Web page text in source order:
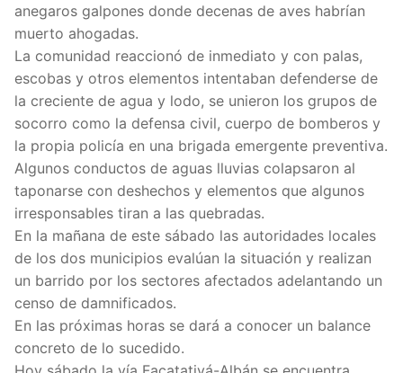
anegaros galpones donde decenas de aves habrían
muerto ahogadas.
La comunidad reaccionó de inmediato y con palas,
escobas y otros elementos intentaban defenderse de
la creciente de agua y lodo, se unieron los grupos de
socorro como la defensa civil, cuerpo de bomberos y
la propia policía en una brigada emergente preventiva.
Algunos conductos de aguas lluvias colapsaron al
taponarse con deshechos y elementos que algunos
irresponsables tiran a las quebradas.
En la mañana de este sábado las autoridades locales
de los dos municipios evalúan la situación y realizan
un barrido por los sectores afectados adelantando un
censo de damnificados.
En las próximas horas se dará a conocer un balance
concreto de lo sucedido.